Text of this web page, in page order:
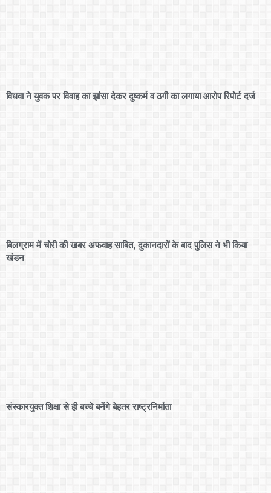
विधवा ने युवक पर विवाह का झांसा देकर दुष्कर्म व ठगी का लगाया आरोप रिपोर्ट दर्ज
बिलग्राम में चोरी की खबर अफवाह साबित, दुकानदारों के बाद पुलिस ने भी किया
खंडन
संस्कारयुक्त शिक्षा से ही बच्चे बनेंगे बेहतर राष्ट्रनिर्माता